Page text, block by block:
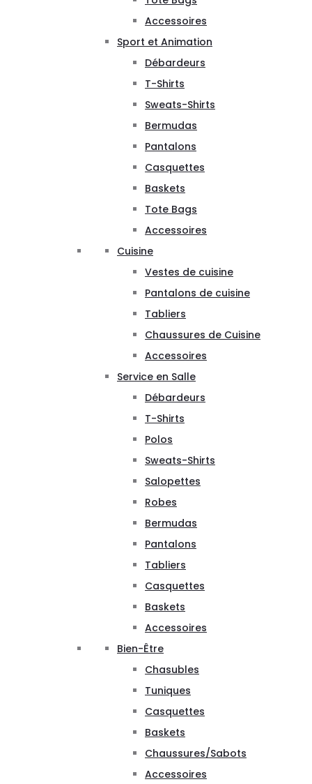
Accessoires
Sport et Animation
Débardeurs
T-Shirts
Sweats-Shirts
Bermudas
Pantalons
Casquettes
Baskets
Tote Bags
Accessoires
Cuisine
Vestes de cuisine
Pantalons de cuisine
Tabliers
Chaussures de Cuisine
Accessoires
Service en Salle
Débardeurs
T-Shirts
Polos
Sweats-Shirts
Salopettes
Robes
Bermudas
Pantalons
Tabliers
Casquettes
Baskets
Accessoires
Bien-Être
Chasubles
Tuniques
Casquettes
Baskets
Chaussures/Sabots
Accessoires